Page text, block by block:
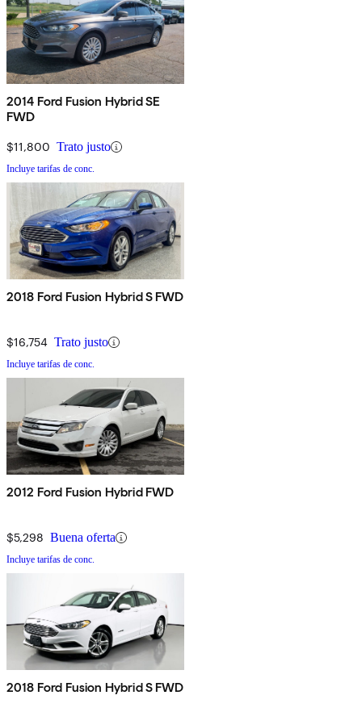
2014 Ford Fusion Hybrid SE
FWD
$11,800 Trato justo
Incluye tarifas de conc.
2018 Ford Fusion Hybrid S FWD
$16,754 Trato justo
Incluye tarifas de conc.
2012 Ford Fusion Hybrid FWD
$5,298 Buena oferta
Incluye tarifas de conc.
2018 Ford Fusion Hybrid S FWD